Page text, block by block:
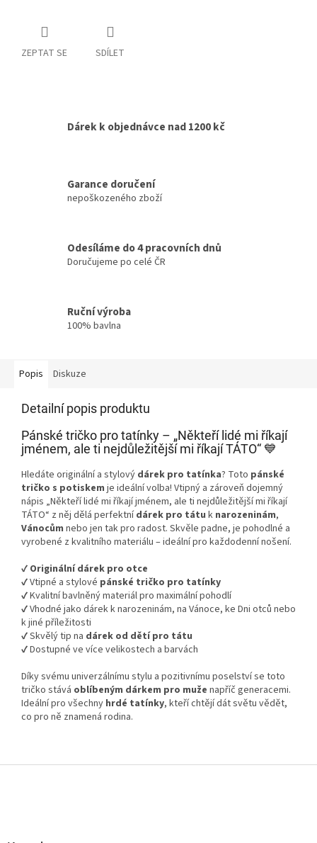
ZEPTAT SE SDÍLET
Dárek k objednávce nad 1200 kč
Garance doručení
nepoškozeného zboží
Odesíláme do 4 pracovních dnů
Doručujeme po celé ČR
Ruční výroba
100% bavlna
Popis Diskuze
Detailní popis produktu
Pánské tričko pro tatínky – „Někteří lidé mi říkají
jménem, ale ti nejdůležitější mi říkají TÁTO“ 💙
Hledáte originální a stylový dárek pro tatínka? Toto pánské
tričko s potiskem je ideální volba! Vtipný a zároveň dojemný
nápis „Někteří lidé mi říkají jménem, ale ti nejdůležitější mi říkají
TÁTO“ z něj dělá perfektnídárek pro tátu k narozeninám,
Vánocům nebo jen tak pro radost. Skvěle padne, je pohodlné a
vyrobené z kvalitního materiálu – ideální pro každodenní nošení.
✔️ Originální dárek pro otce
✔️ Vtipné a stylové pánské tričko pro tatínky
✔️ Kvalitní bavlněný materiál pro maximální pohodlí
✔️ Vhodné jako dárek k narozeninám, na Vánoce, ke Dni otců nebo
k jiné příležitosti
✔️ Skvělý tip na dárek od dětí pro tátu
✔️ Dostupné ve více velikostech a barvách
Díky svému univerzálnímu stylu a pozitivnímu poselství se toto
tričko stává oblíbeným dárkem pro muže napříč generacemi.
Ideální pro všechny hrdé tatínky, kteří chtějí dát světu vědět,
co pro ně znamená rodina.